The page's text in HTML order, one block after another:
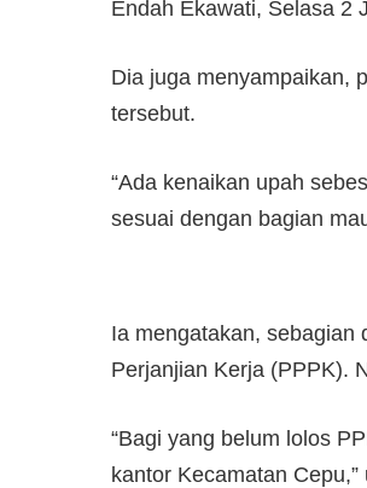
Endah Ekawati, Selasa 2
Dia juga menyampaikan,
tersebut.
“Ada kenaikan upah
sesuai dengan bagian
Ia mengatakan, sebagian
Perjanjian Kerja (PPPK).
“Bagi yang belum lolos
kantor Kecamatan Cepu,”